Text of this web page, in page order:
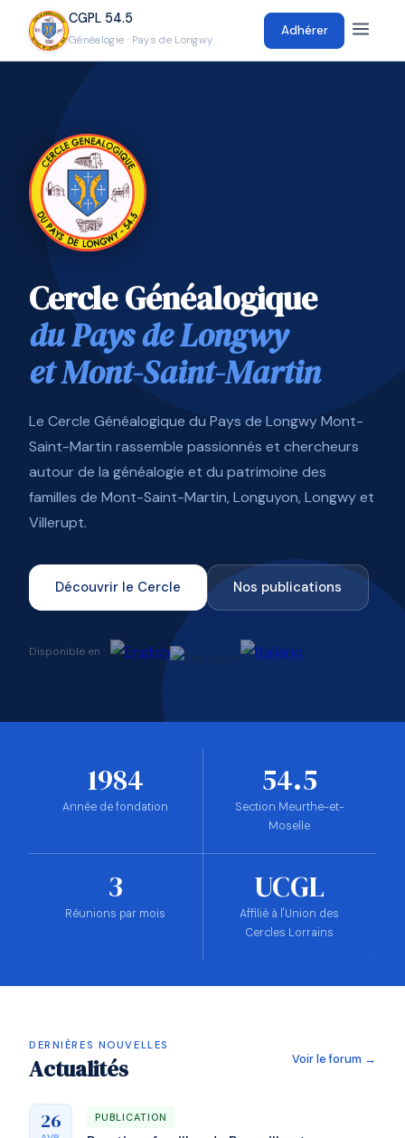
CGPL 54.5
Généalogie · Pays de Longwy
Adhérer
Cercle Généalogique
du Pays de Longwy
et Mont-Saint-Martin
Le Cercle Généalogique du Pays de Longwy Mont-
Saint-Martin rassemble passionnés et chercheurs
autour de la généalogie et du patrimoine des
familles de Mont-Saint-Martin, Longuyon, Longwy et
Villerupt.
Découvrir le Cercle Nos publications
Disponible en :
1984
Année de fondation
54.5
Section Meurthe-et-
Moselle
3
Réunions par mois
UCGL
Affilié à l'Union des
Cercles Lorrains
DERNIÈRES NOUVELLES
Actualités Voir le forum →
26 PUBLICATION